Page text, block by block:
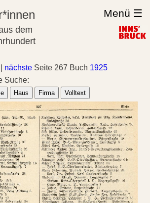
dem
Menü ☰
nächste Seite 267 Buch 1925
Suche:
Haus Firma Volltext